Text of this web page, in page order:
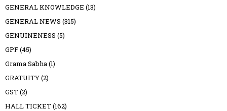
GENERAL KNOWLEDGE (13)
GENERAL NEWS (315)
GENUINENESS (5)
GPF(45)
Grama Sabha(1)
GRATUITY(2)
GST(2)
HALL TICKET(162)